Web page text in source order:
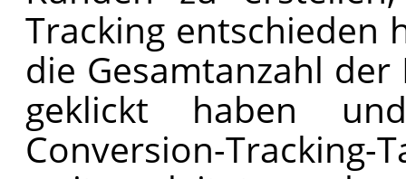
Tracking entschieden
die Gesamtanzahl
geklickt haben
Conversion-